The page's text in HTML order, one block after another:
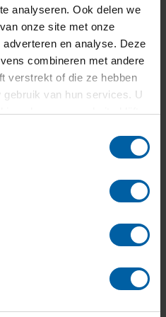
analyseren. Ook delen we
onze site met onze
en analyse. Deze
combineren met andere
verstrekt of die ze hebben
van hun services. U
als u onze website blijft
SME